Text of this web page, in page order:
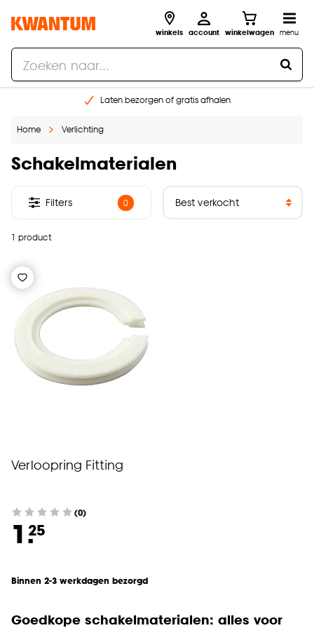
winkels account winkelwagen menu
Laten bezorgen of gratis afhalen
Gratis raam advies en opmeten aan huis
Home Verlichting
Schakelmaterialen
1 product
Filters 0
Verloopring Fitting
(0)
1.25
Binnen 2-3 werkdagen bezorgd
Goedkope schakelmaterialen: alles voor